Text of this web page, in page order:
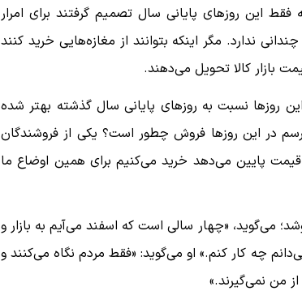
این روزهای پایانی سال تصمیم گرفتند برای امرار
ندارد. مگر اینکه بتوانند از مغازه‌هایی خرید کنند
بازار کالا تحویل می‌دهند.
روزها نسبت به روزهای پایانی سال گذشته بهتر شده
در این روزها فروش چطور است؟ یکی از فروشندگان
پایین می‌دهد خرید می‌کنیم برای همین اوضاع ما
می‌گوید، «چهار سالی است که اسفند می‌آیم به بازار و
چه کار کنم.» او می‌گوید: «فقط مردم نگاه می‌کنند و
من نمی‌گیرند.»